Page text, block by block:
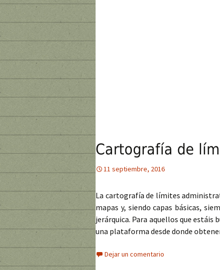
Cartografía de
11 septiembre, 2016
La cartografía de límites
mapas y, siendo capas básicas,
jerárquica. Para aquellos que
una plataforma desde donde
Dejar un comentario